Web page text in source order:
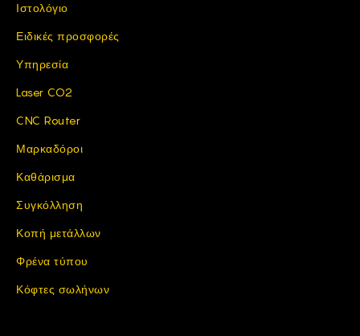
Ιστολόγιο
Ειδικές προσφορές
Υπηρεσία
Laser CO2
CNC Router
Μαρκαδόροι
Καθάρισμα
Συγκόλληση
Κοπή μετάλλων
Φρένα τύπου
Κόφτες σωλήνων